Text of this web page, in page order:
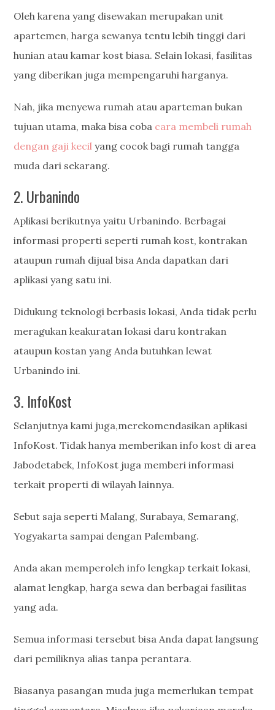
Oleh karena yang disewakan merupakan unit
apartemen, harga sewanya tentu lebih tinggi dari
hunian atau kamar kost biasa. Selain lokasi, fasilitas
yang diberikan juga mempengaruhi harganya.
Nah, jika menyewa rumah atau aparteman bukan
tujuan utama, maka bisa coba cara membeli rumah
dengan gaji kecil yang cocok bagi rumah tangga
muda dari sekarang.
2. Urbanindo
Aplikasi berikutnya yaitu Urbanindo. Berbagai
informasi properti seperti rumah kost, kontrakan
ataupun rumah dijual bisa Anda dapatkan dari
aplikasi yang satu ini.
Didukung teknologi berbasis lokasi, Anda tidak perlu
meragukan keakuratan lokasi daru kontrakan
ataupun kostan yang Anda butuhkan lewat
Urbanindo ini.
3. InfoKost
Selanjutnya kami juga,merekomendasikan aplikasi
InfoKost. Tidak hanya memberikan info kost di area
Jabodetabek, InfoKost juga memberi informasi
terkait properti di wilayah lainnya.
Sebut saja seperti Malang, Surabaya, Semarang,
Yogyakarta sampai dengan Palembang.
Anda akan memperoleh info lengkap terkait lokasi,
alamat lengkap, harga sewa dan berbagai fasilitas
yang ada.
Semua informasi tersebut bisa Anda dapat langsung
dari pemiliknya alias tanpa perantara.
Biasanya pasangan muda juga memerlukan tempat